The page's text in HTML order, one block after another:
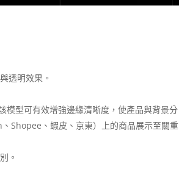
透明效果。
模型可有效增強邊緣清晰度，使產品與背景分
Shopee、蝦皮、京東）上的商品展示至關重
。